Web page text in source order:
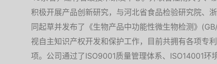
积极开展产品创新研究，与河北省食品检验研究院、
同起草并发布了《生物产品中功能性微生物检测》
视自主知识产权开发和保护工作，目前共拥有各项专
项。公司通过了ISO9001质量管理体系、ISO14001